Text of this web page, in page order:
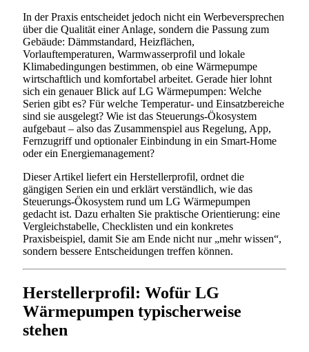
In der Praxis entscheidet jedoch nicht ein Werbeversprechen
über die Qualität einer Anlage, sondern die Passung zum
Gebäude: Dämmstandard, Heizflächen,
Vorlauftemperaturen, Warmwasserprofil und lokale
Klimabedingungen bestimmen, ob eine Wärmepumpe
wirtschaftlich und komfortabel arbeitet. Gerade hier lohnt
sich ein genauer Blick auf LG Wärmepumpen: Welche
Serien gibt es? Für welche Temperatur- und Einsatzbereiche
sind sie ausgelegt? Wie ist das Steuerungs-Ökosystem
aufgebaut – also das Zusammenspiel aus Regelung, App,
Fernzugriff und optionaler Einbindung in ein Smart-Home
oder ein Energiemanagement?
Dieser Artikel liefert ein Herstellerprofil, ordnet die
gängigen Serien ein und erklärt verständlich, wie das
Steuerungs-Ökosystem rund um LG Wärmepumpen
gedacht ist. Dazu erhalten Sie praktische Orientierung: eine
Vergleichstabelle, Checklisten und ein konkretes
Praxisbeispiel, damit Sie am Ende nicht nur „mehr wissen“,
sondern bessere Entscheidungen treffen können.
Herstellerprofil: Wofür LG
Wärmepumpen typischerweise
stehen